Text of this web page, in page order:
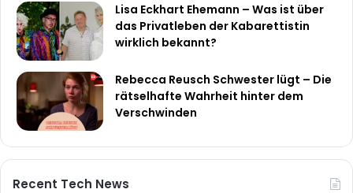
Lisa Eckhart Ehemann – Was ist über
das Privatleben der Kabarettistin
wirklich bekannt?
Rebecca Reusch Schwester lügt – Die
rätselhafte Wahrheit hinter dem
Verschwinden
Recent Tech News